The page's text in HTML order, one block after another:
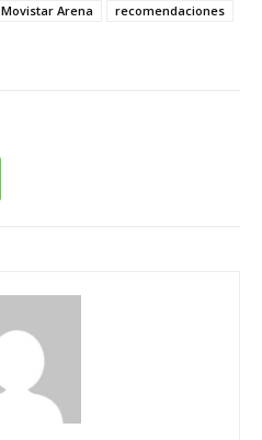
Movistar Arena
recomendaciones